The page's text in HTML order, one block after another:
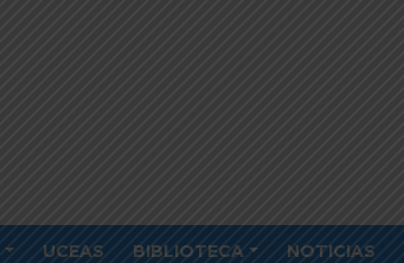
UCEAS BIBLIOTECA NOTICIAS